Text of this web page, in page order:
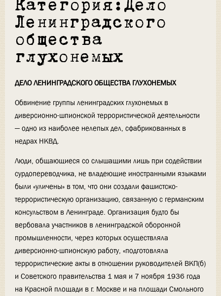
Категория:Дело
Ленинградского
общества
глухонемых
ДЕЛО ЛЕНИНГРАДСКОГО ОБЩЕСТВА ГЛУХОНЕМЫХ
Обвинение группы ленинградских глухонемых в
диверсионно-шпионской террористической деятельности
— одно из наиболее нелепых дел, сфабрикованных в
недрах НКВД.
Люди, общающиеся со слышащими лишь при содействии
сурдопереводчика, не владеющие иностранными языками
были «уличены» в том, что они создали фашистско-
террористическую организацию, связанную с германским
консульством в Ленинграде. Организация будто бы
вербовала участников в ленинградской оборонной
промышленности, через которых осуществляла
диверсионно-шпионскую работу, «подготовляла
террористические акты в отношении руководителей ВКП(б)
и Советского правительства 1 мая и 7 ноября 1936 года
на Красной площади в г. Москве и на площади Смольного